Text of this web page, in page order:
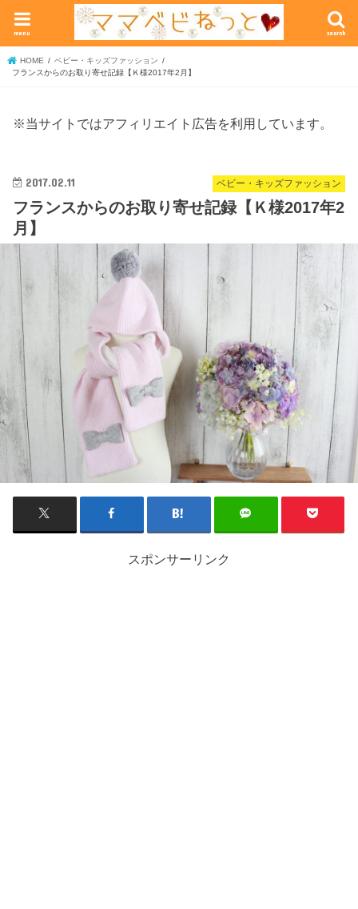
search
menu
HOME
ベビー・キッズファッション
フランスからのお取り寄せ記録【Ｋ様2017年2月】
※当サイトではアフィリエイト広告を利用しています。
ベビー・キッズファッション
2017.02.11
フランスからのお取り寄せ記録【Ｋ様2017年2
月】
スポンサーリンク